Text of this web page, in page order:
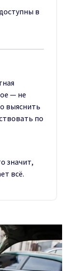
в
— не
выяснить
по
значит,
всё.